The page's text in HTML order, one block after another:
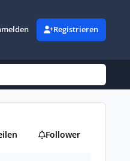
Registrieren
Follower